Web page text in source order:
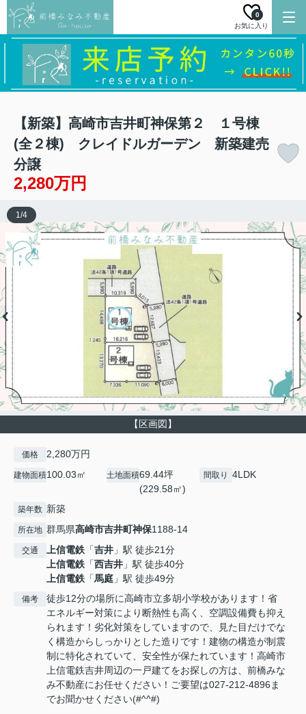
お気に入り
0
【新築】高崎市吉井町神保第２ １号棟
(全２棟) クレイドルガーデン 新築建売
分譲
2,280万円
【区画図】
1/4
価格 2,280万円
建物面積100.03㎡ 土地面積69.44坪
(229.58㎡)
間取り 4LDK
築年数 新築
所在地 群馬県高崎市吉井町神保1188-14
交通 上信電鉄 「吉井 」駅 徒歩21分
上信電鉄 「西吉井 」駅 徒歩40分
上信電鉄 「馬庭 」駅 徒歩49分
備考
徒歩12分の場所に高崎市立多胡小学校があります！省
エネルギー対策により断熱性も高く、空調設備費も抑え
られます！劣化対策をしていますので、見た目だけでな
く構造からしっかりとした造りです！建物の構造が制震
制に特化されていて、安全性が保たれています！高崎市
上信電鉄吉井周辺の一戸建てをお探しの方は、前橋みな
み不動産にお任せください！ご要望は027-212-4896ま
でお聞かせください(#^^#)